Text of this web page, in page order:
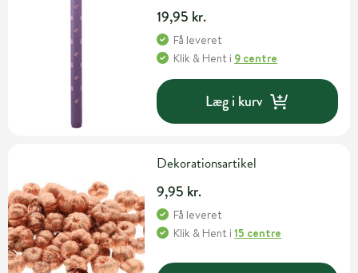
19,95 kr.
Få leveret
Klik & Hent i 9 centre
Læg i kurv
Dekorationsartikel
9,95 kr.
Få leveret
Klik & Hent i15 centre